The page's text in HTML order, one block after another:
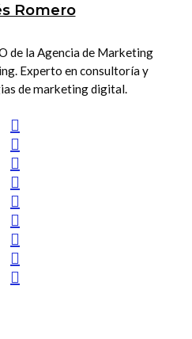
Romero
de la Agencia de Marketing
Experto en consultoría y
de marketing digital.